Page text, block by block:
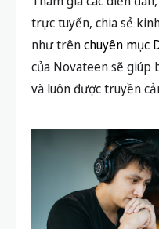
trực tuyến, chia sẻ
như trênchuyên mục
của Novateen sẽ giúp
và luôn được truyền